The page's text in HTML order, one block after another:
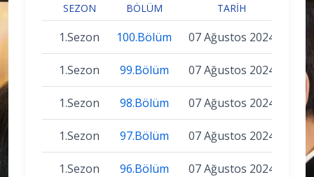
SEZON BÖLÜM TARIH
1.Sezon 100.Bölüm 07 Ağustos 2024
1.Sezon 99.Bölüm 07 Ağustos 2024
1.Sezon 98.Bölüm 07 Ağustos 2024
1.Sezon 97.Bölüm 07 Ağustos 2024
1.Sezon 96.Bölüm 07 Ağustos 2024